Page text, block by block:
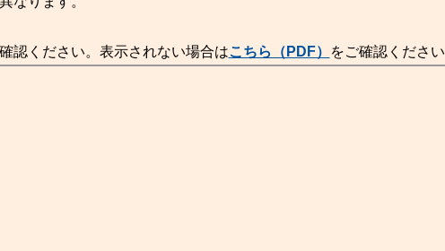
認ください。表示されない場合はこちら（PDF） をご確認ください